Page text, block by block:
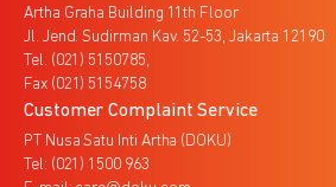
Artha Graha Building 11th Floor
Jl. Jend. Sudirman Kav. 52-53, Jakarta 12190
Tel. (021) 5150785,
Fax (021) 5154758
Customer Complaint Service
PT Nusa Satu Inti Artha (DOKU)
Tel: (021) 1500 963